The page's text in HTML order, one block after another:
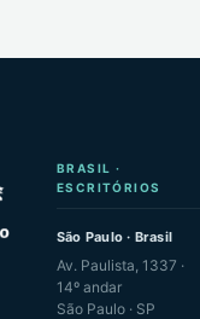
BRASIL ·
ESCRITÓRIOS
São Paulo · Brasil
Av. Paulista, 1337 ·
14º andar
São Paulo · SP